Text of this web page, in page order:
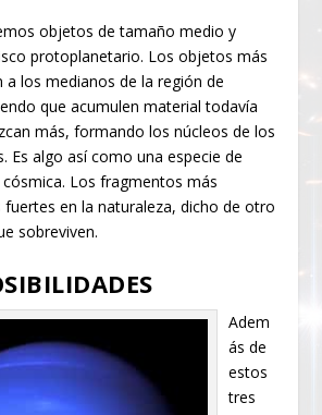
objetos de tamaño medio y
protoplanetario. Los objetos más
a los medianos de la región de
que acumulen material todavía
más, formando los núcleos de los
Es algo así como una especie de
Los fragmentos más
fuertes en la naturaleza, dicho de otro
sobreviven.
Adem
ás de
estos
tres